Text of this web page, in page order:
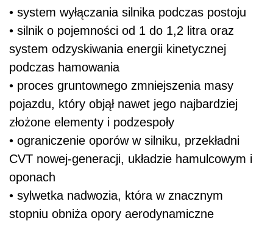
• system wyłączania silnika podczas postoju
• silnik o pojemności od 1 do 1,2 litra oraz
system odzyskiwania energii kinetycznej
podczas hamowania
• proces gruntownego zmniejszenia masy
pojazdu, który objął nawet jego najbardziej
złożone elementy i podzespoły
• ograniczenie oporów w silniku, przekładni
CVT nowej-generacji, układzie hamulcowym i
oponach
• sylwetka nadwozia, która w znacznym
stopniu obniża opory aerodynamiczne